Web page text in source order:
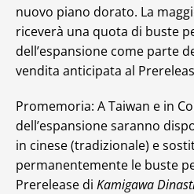
nuovo piano dorato. La
riceverà una quota di buste
dell’espansione come parte
vendita anticipata al
Promemoria: A Taiwan e in
dell’espansione saranno
in cinese (tradizionale) e
permanentemente le buste
Prerelease di Kamigawa